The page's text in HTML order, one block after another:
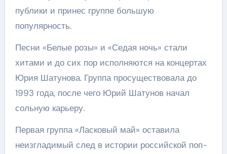
публики и принес группе большую
популярность.
Песни «Белые розы» и «Седая ночь» стали
хитами и до сих пор исполняются на концертах
Юрия Шатунова. Группа просуществовала до
1993 года, после чего Юрий Шатунов начал
сольную карьеру.
Первая группа «Ласковый май» оставила
неизгладимый след в истории российской поп-